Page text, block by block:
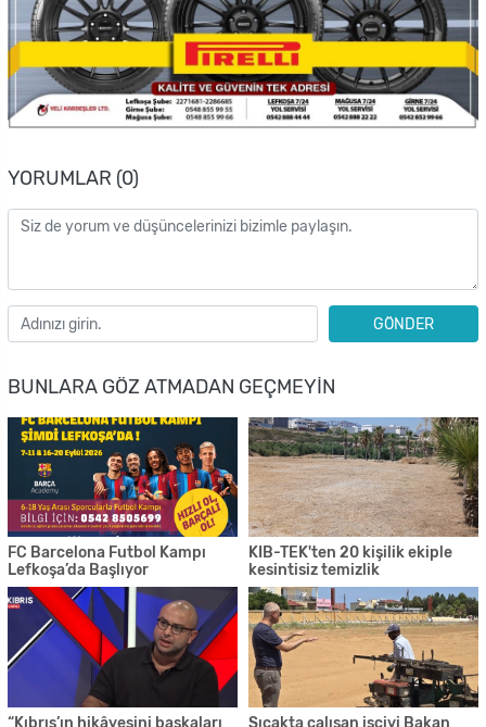
YORUMLAR (0)
GÖNDER
BUNLARA GÖZ ATMADAN GEÇMEYIN
FC Barcelona Futbol Kampı
Lefkoşa’da Başlıyor
KIB-TEK'ten 20 kişilik ekiple
kesintisiz temizlik
“Kıbrıs’ın hikâyesini başkaları Sıcakta çalışan işçiyi Bakan